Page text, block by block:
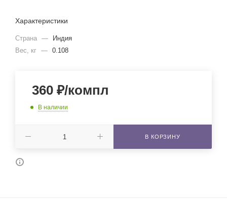
Характеристики
Страна —
Индия
Вес, кг — 0.108
360 ₽/компл
В наличии
В КОРЗИНУ